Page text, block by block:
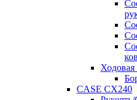
Ходовая
CASE CX240